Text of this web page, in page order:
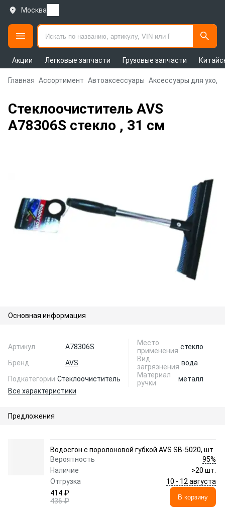
Москва
Акции Легковые запчасти Грузовые запчасти
Главная Ассортимент Автоаксессуары Аксессуары для
Стеклоочиститель AVS
A78306S стекло , 31 см
Основная информация
Артикул
A78306S
Бренд
AVS
Подкатегории Стеклоочиститель
Место
применения стекло
Вид
загрязнения вода
Материал
ручки
металл
Все характеристики
Предложения
Водосгон с поролоновой губкой AVS SB-5020, шт
Вероятность
95%
Наличие
>20 шт.
Отгрузка
10 - 12 августа
414 ₽
436 ₽
В корзину